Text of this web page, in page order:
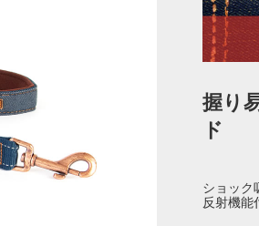
握り
ド
ショック
反射機能